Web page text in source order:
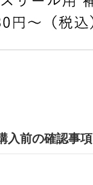
入前の確認事項